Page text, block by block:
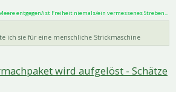
entgegen/ist Freiheit niemals/ein vermessenes Streben...
ich sie für eine menschliche Strickmaschine
wird aufgelöst - Schätze